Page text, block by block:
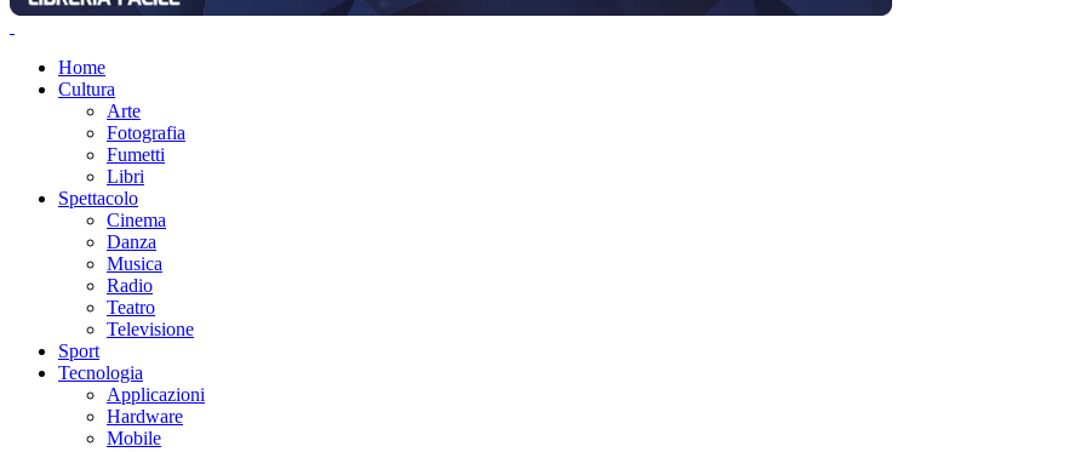
Home
Cultura
Arte
Fotografia
Fumetti
Libri
Spettacolo
Cinema
Danza
Musica
Radio
Teatro
Televisione
Sport
Tecnologia
Applicazioni
Hardware
Mobile